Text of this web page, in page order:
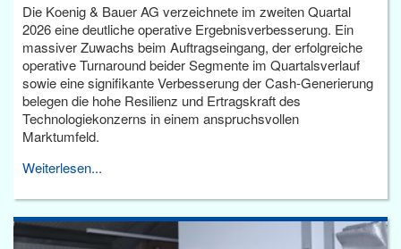
Die Koenig & Bauer AG verzeichnete im zweiten Quartal
2026 eine deutliche operative Ergebnisverbesserung. Ein
massiver Zuwachs beim Auftragseingang, der erfolgreiche
operative Turnaround beider Segmente im Quartalsverlauf
sowie eine signifikante Verbesserung der Cash-Generierung
belegen die hohe Resilienz und Ertragskraft des
Technologiekonzerns in einem anspruchsvollen
Marktumfeld.
Weiterlesen...